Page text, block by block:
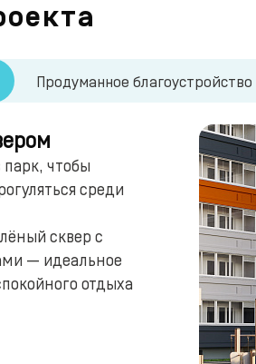
Продуманное благоустройство
чтобы
среди
сквер с
— идеальное
отдыха